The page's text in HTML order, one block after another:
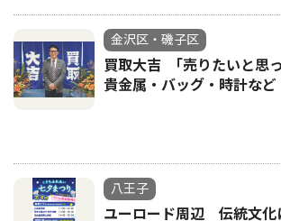
金沢区・磯子区
買取大吉 ｢売りたいと思
貴金属・バッグ・時計など
八王子
ユーロード周辺 伝統文